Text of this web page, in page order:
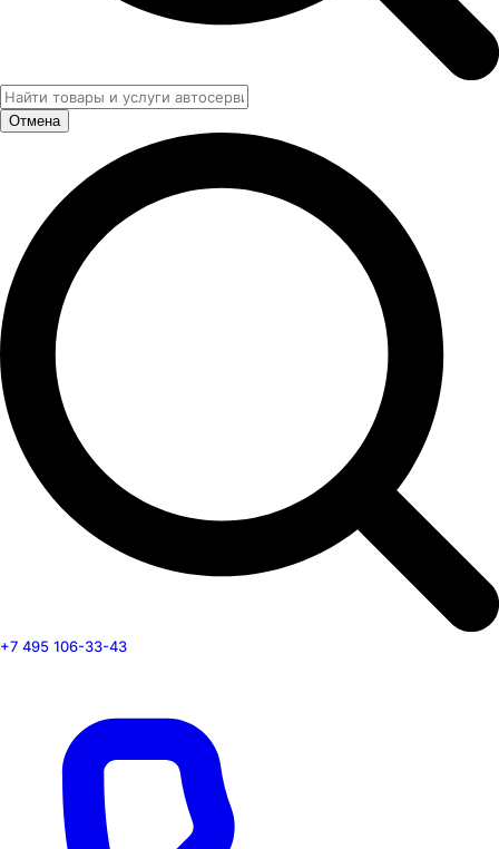
Отмена
+7 495 106-33-43